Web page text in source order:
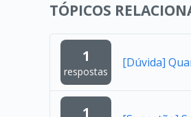
TÓPICOS
1
respostas
[Dúvida]
1